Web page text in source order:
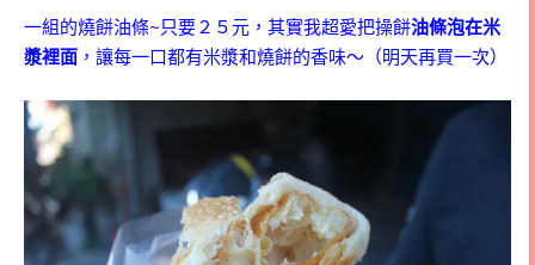
一組的燒餅油條~只要２５元，其實我超愛把操餅油條泡在米
漿裡面 ，讓每一口都有米漿和燒餅的香味～（明天再買一次）